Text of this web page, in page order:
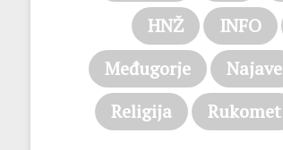
HNŽ
INFO
Međugorje
Najave
Religija
Rukomet